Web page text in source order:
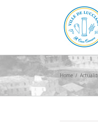
Home /